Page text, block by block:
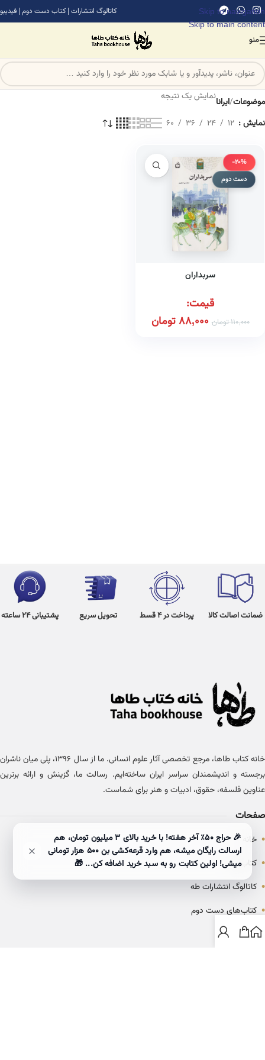
Skip to navigation
Skip to main content
کاتالوگ انتشارات | کتاب دست دوم | فیدیبو
منو
موضوعات/ایرانانمایش یک نتیجه
نمایش 12
24
36
60
-20%
دست دوم
سربداران
قیمت:
110,000تومان 88,000تومان
ضمانت اصالت کالا پرداخت در 4 قسط تحویل سریع پشتیبانی 24 ساعته
خانه کتاب طاها، مرجع تخصصی آثار علوم انسانی. ما از سال ۱۳۹۶، پلی میان ناشران
برجسته و اندیشمندان سراسر ایران ساخته‌ایم. رسالت ما، گزینش و ارائه برترین
عناوین فلسفه، حقوق، ادبیات و هنر برای شماست.
صفحات
• خانه
• کتاب‌ها
• کاتالوگ انتشارات طه
• کتاب‌های دست دوم
• بلاگ
🎉 حراج ۵۰٪ آخر هفته! با خرید بالای 3 میلیون تومان، هم
ارسالت رایگان میشه، هم وارد قرعه‌کشی بن ۵۰۰ هزار تومانی
میشی! اولین کتابت رو به سبد خرید اضافه کن... 🎁